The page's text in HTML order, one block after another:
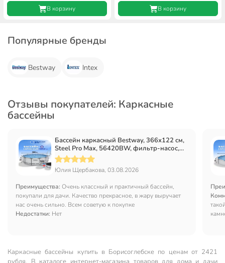
В корзину В корзину
Популярные бренды
Bestway Intex
Отзывы покупателей: Каркасные
бассейны
Бассейн каркасный Bestway, 366х122 см,
Steel Pro Max, 56420BW, фильтр-насос,
лестница, тент, 10250 л, ремкомплект
Юлия Щербакова, 03.08.2026
Преимущества: Очень классный и практичный бассейн,
покупали для дачи. Качество прекрасное, в жару выручает
нас очень сильно. Всем советую к покупке
Недостатки: Нет
Каркасные бассейны купить в Борисоглебске по ценам от 2421